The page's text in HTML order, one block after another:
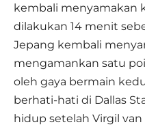
kembali menyamakan
dilakukan 14 menit
Jepang kembali
mengamankan satu
oleh gaya bermain
berhati-hati di Dallas
hidup setelah Virgil